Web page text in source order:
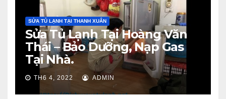
SỬA TỦ LẠNH TẠI THANH XUÂN
Sửa Tủ Lạnh Tại Hoàng Văn
Thái – Bảo Dưỡng, Nạp Gas
Tại Nhà.
TH6 4, 2022 ADMIN